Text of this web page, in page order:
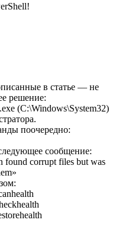
в статье — не
решение:
(C:\Windows\System32)
поочередно:
сообщение:
found corrupt files but was